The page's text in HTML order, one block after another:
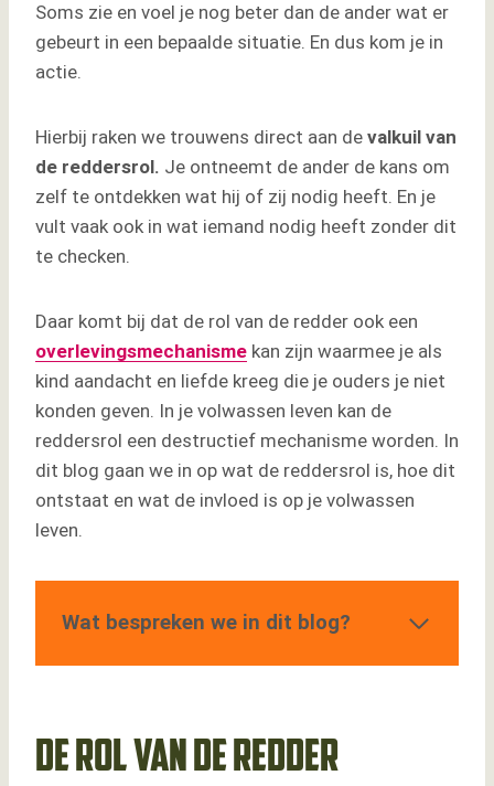
Soms zie en voel je nog beter dan de ander wat er
gebeurt in een bepaalde situatie. En dus kom je in
actie.
Hierbij raken we trouwens direct aan de valkuil van
de reddersrol. Je ontneemt de ander de kans om
zelf te ontdekken wat hij of zij nodig heeft. En je
vult vaak ook in wat iemand nodig heeft zonder dit
te checken.
Daar komt bij dat de rol van de redder ook een
overlevingsmechanisme kan zijn waarmee je als
kind aandacht en liefde kreeg die je ouders je niet
konden geven. In je volwassen leven kan de
reddersrol een destructief mechanisme worden. In
dit blog gaan we in op wat de reddersrol is, hoe dit
ontstaat en wat de invloed is op je volwassen
leven.
Wat bespreken we in dit blog?
Wat kost het je als je altijd in de reddersrol
zit?
De rol van de redder